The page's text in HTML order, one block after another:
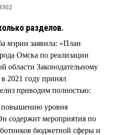
разделов.
мэрии заявила: «План
Омска по реализации
области Законодательному
2021 году принял
приводим полностью:
уровня
содержит мероприятия по
бюджетной сферы и